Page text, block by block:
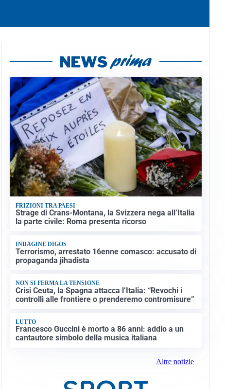
FRIZIONI TRA PAESI
Strage di Crans-Montana, la Svizzera nega all’Italia
la parte civile: Roma presenta ricorso
INDAGINE DIGOS
Terrorismo, arrestato 16enne comasco: accusato di
propaganda jihadista
NON SI FERMA LA TENSIONE
Crisi Ceuta, la Spagna attacca l’Italia: “Revochi i
controlli alle frontiere o prenderemo contromisure”
LUTTO
Francesco Guccini è morto a 86 anni: addio a un
cantautore simbolo della musica italiana
Altre notizie